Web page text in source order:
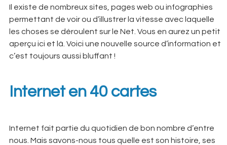
Il existe de nombreux sites, pages web ou infographies
permettant de voir ou d’illustrer la vitesse avec laquelle
les choses se déroulent sur le Net. Vous en aurez un petit
aperçu ici et là. Voici une nouvelle source d’information et
c’est toujours aussi bluffant !
Internet en 40 cartes
Internet fait partie du quotidien de bon nombre d’entre
nous. Mais savons-nous tous quelle est son histoire, ses